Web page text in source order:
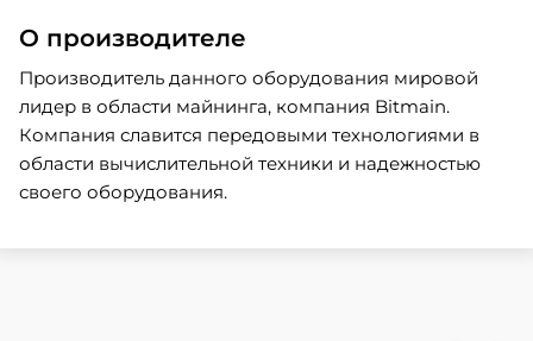
О производителе
Производитель данного оборудования мировой
лидер в области майнинга, компания Bitmain.
Компания славится передовыми технологиями в
области вычислительной техники и надежностью
своего оборудования.